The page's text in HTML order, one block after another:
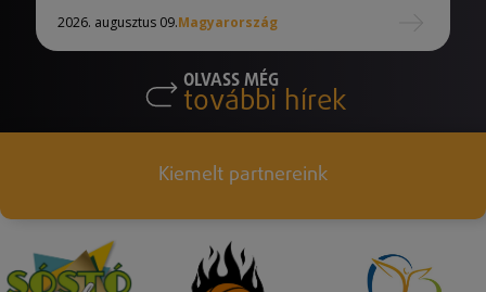
2026. augusztus 09.Magyarország
OLVASS MÉG
további hírek
Kiemelt partnereink